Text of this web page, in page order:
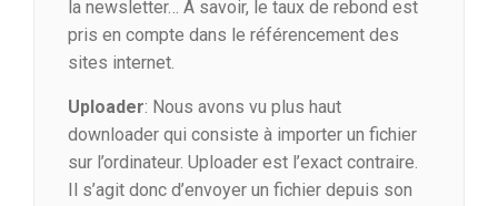
la newsletter… A savoir, le taux de rebond est
pris en compte dans le référencement des
sites internet.
Uploader: Nous avons vu plus haut
downloader qui consiste à importer un fichier
sur l’ordinateur. Uploader est l’exact contraire.
Il s’agit donc d’envoyer un fichier depuis son